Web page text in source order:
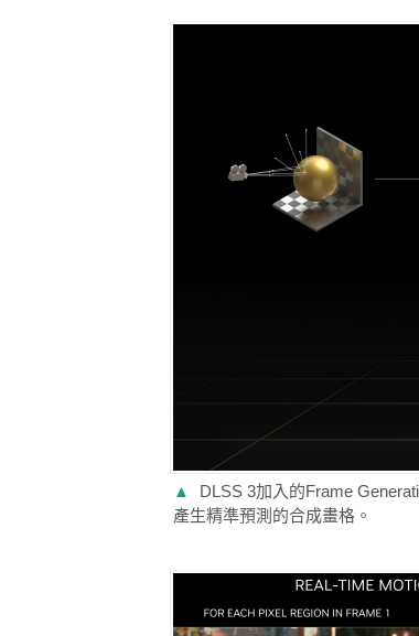
▲
DLSS 3加入的Frame
產生精準預測的合成畫格。